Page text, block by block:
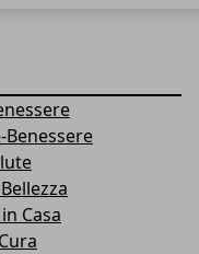
Benessere
Casa